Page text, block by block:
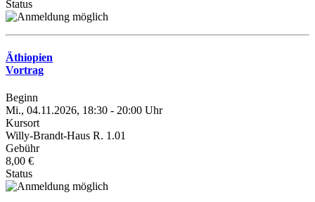
Status
Äthiopien
Vortrag
Beginn
Mi., 04.11.2026, 18:30 - 20:00 Uhr
Kursort
Willy-Brandt-Haus R. 1.01
Gebühr
8,00 €
Status